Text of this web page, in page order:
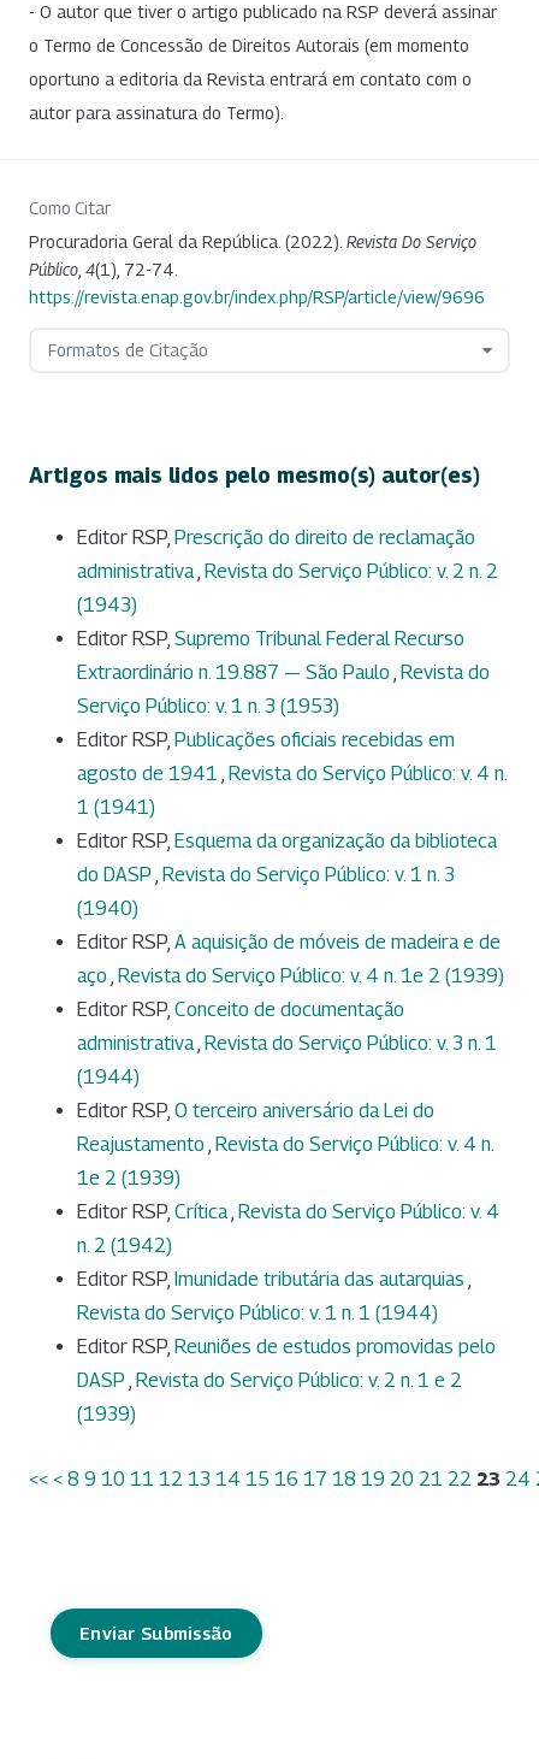
- O autor que tiver o artigo publicado na RSP deverá assinar
o Termo de Concessão de Direitos Autorais (em momento
oportuno a editoria da Revista entrará em contato com o
autor para assinatura do Termo).
Como Citar
Procuradoria Geral da República. (2022). Revista Do Serviço
Público, 4(1), 72-74.
https://revista.enap.gov.br/index.php/RSP/article/view/9696
Formatos de Citação
Artigos mais lidos pelo mesmo(s) autor(es)
Editor RSP, Prescrição do direito de reclamação
administrativa, Revista do Serviço Público: v. 2 n. 2
(1943)
Editor RSP, Supremo Tribunal Federal Recurso
Extraordinário n. 19.887 — São Paulo , Revista do
Serviço Público: v. 1 n. 3 (1953)
Editor RSP, Publicações oficiais recebidas em
agosto de 1941 , Revista do Serviço Público: v. 4 n.
1 (1941)
Editor RSP, Esquema da organização da biblioteca
do DASP , Revista do Serviço Público: v. 1 n. 3
(1940)
Editor RSP, A aquisição de móveis de madeira e de
aço , Revista do Serviço Público: v. 4 n. 1e 2 (1939)
Editor RSP, Conceito de documentação
administrativa, Revista do Serviço Público: v. 3 n. 1
(1944)
Editor RSP, O terceiro aniversário da Lei do
Reajustamento , Revista do Serviço Público: v. 4 n.
1e 2 (1939)
Editor RSP, Crítica, Revista do Serviço Público: v. 4
n. 2 (1942)
Editor RSP, Imunidade tributária das autarquias ,
Revista do Serviço Público: v. 1 n. 1 (1944)
Editor RSP, Reuniões de estudos promovidas pelo
DASP , Revista do Serviço Público: v. 2 n. 1 e 2
(1939)
<< < 8 9 10 11 12 13 14 15 16 17 18 19 20 21 22 23 24
Enviar Submissão